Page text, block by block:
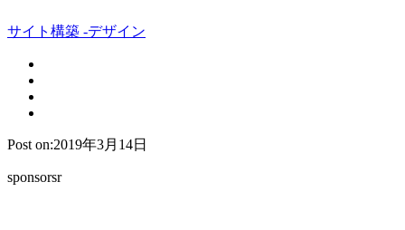
サイト構築 -デザイン
Post on:2019年3月14日
sponsorsr